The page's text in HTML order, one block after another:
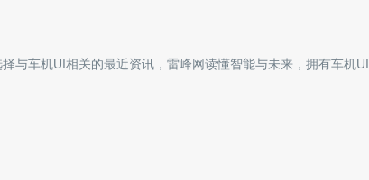
择与车机UI相关的最近资讯，雷峰网读懂智能与未来，拥有车机UI